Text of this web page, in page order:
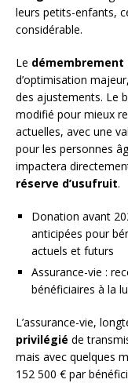
leurs petits-enfants,
considérable.
Le démembrement
d’optimisation
des ajustements. Le
modifié pour mieux
actuelles, avec une
pour les personnes
impactera
réserve d’usufruit.
Donation avant
anticipées pour
actuels et futurs
Assurance-vie :
bénéficiaires à la
L’assurance-vie,
privilégié de
mais avec quelques
152 500 € par